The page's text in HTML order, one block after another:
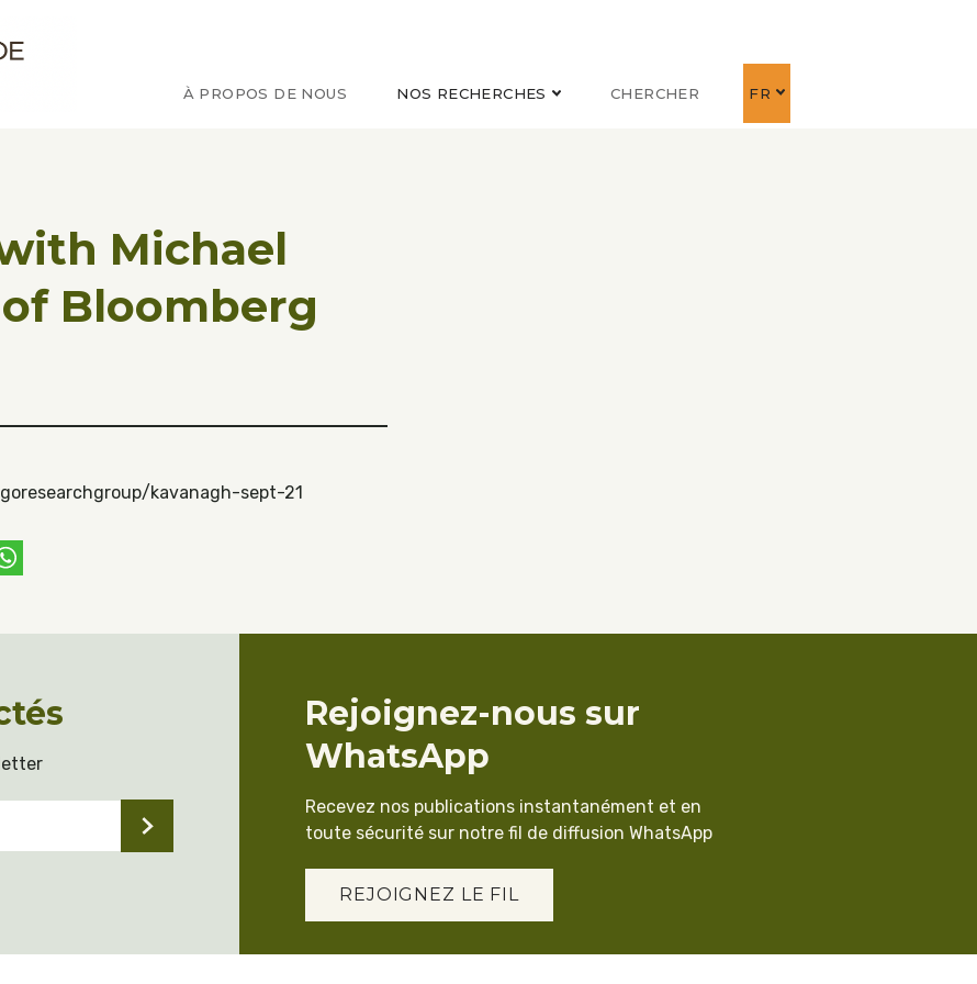
sur le Congo
À PROPOS DE NOUS NOS RECHERCHES CHERCHER FR
Michael
Bloomberg
kavanagh-sept-21
Rejoignez-nous sur
WhatsApp
Recevez nos publications instantanément et en
toute sécurité sur notre fil de diffusion WhatsApp
REJOIGNEZ LE FIL